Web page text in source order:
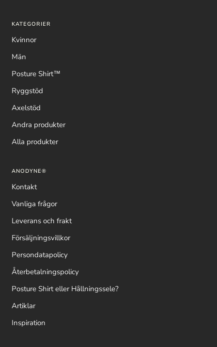
KATEGORIER
Kvinnor
Män
Posture Shirt™
Ryggstöd
Axelstöd
Andra produkter
Alla produkter
ANODYNE®
Kontakt
Vanliga frågor
Leverans och frakt
Försäljningsvillkor
Persondatapolicy
Återbetalningspolicy
Posture Shirt eller Hållningssele?
Artiklar
Inspiration